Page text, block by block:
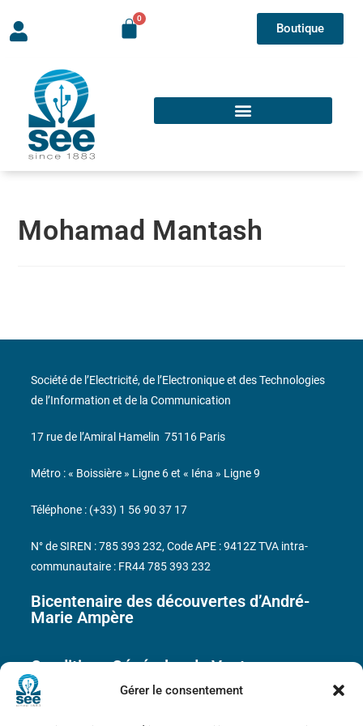
Gérer le consentement
Boutique
Mohamad Mantash
Bicentenaire des découvertes d’André-
Marie Ampère
Conditions Générales de Vente
Société de l’Electricité, de l’Electronique et des Technologies
de l’Information et de la Communication
17 rue de l’Amiral Hamelin 75116 Paris
Métro : « Boissière » Ligne 6 et « Iéna » Ligne 9
Téléphone : (+33) 1 56 90 37 17
N° de SIREN : 785 393 232, Code APE : 9412Z TVA intra-
communautaire : FR44 785 393 232